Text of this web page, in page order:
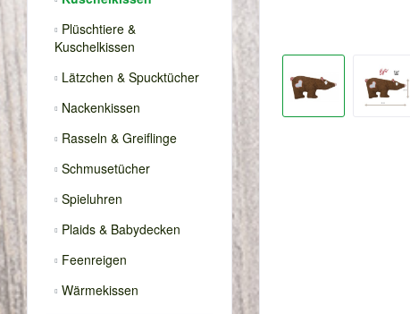
Plüschtiere &
Kuschelkissen
Lätzchen & Spucktücher
Nackenkissen
Rasseln & Greiflinge
Schmusetücher
Spieluhren
Plaids & Babydecken
Feenreigen
Wärmekissen